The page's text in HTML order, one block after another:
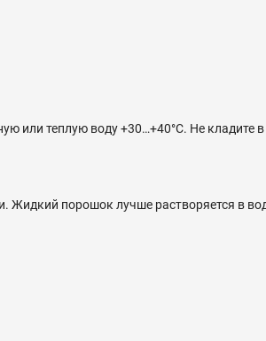
или теплую воду +30…+40°C. Не
порошок лучше растворяется в